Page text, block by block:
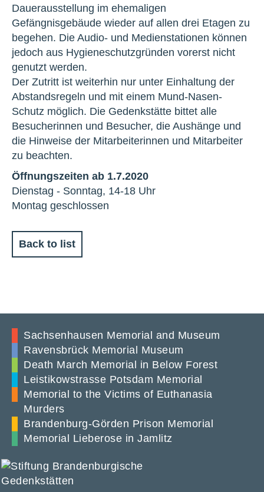
Dauerausstellung im ehemaligen
Gefängnisgebäude wieder auf allen drei Etagen zu
begehen. Die Audio- und Medienstationen können
jedoch aus Hygieneschutzgründen vorerst nicht
genutzt werden.
Der Zutritt ist weiterhin nur unter Einhaltung der
Abstandsregeln und mit einem Mund-Nasen-
Schutz möglich. Die Gedenkstätte bittet alle
Besucherinnen und Besucher, die Aushänge und
die Hinweise der Mitarbeiterinnen und Mitarbeiter
zu beachten.
Öffnungszeiten ab 1.7.2020
Dienstag - Sonntag, 14-18 Uhr
Montag geschlossen
Back to list
Sachsenhausen Memorial and Museum
Ravensbrück Memorial Museum
Death March Memorial in Below Forest
Leistikowstrasse Potsdam Memorial
Memorial to the Victims of Euthanasia
Murders
Brandenburg-Görden Prison Memorial
Memorial Lieberose in Jamlitz